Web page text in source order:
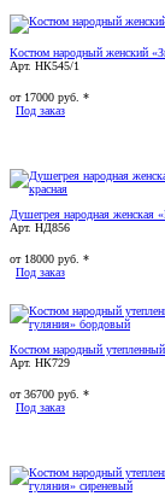
Костюм народный женский
Арт. НК545/1
от 17000 руб. *
Под заказ
Душегрея народная женская
Арт. НД856
от 18000 руб. *
Под заказ
Костюм народный
Арт. НК729
от36700 руб. *
Под заказ